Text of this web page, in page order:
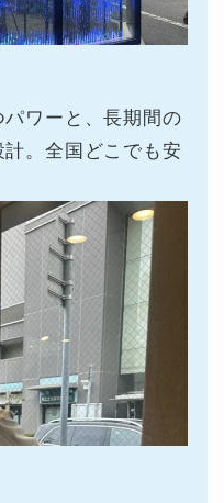
ワーと、長期間の
。全国どこでも安